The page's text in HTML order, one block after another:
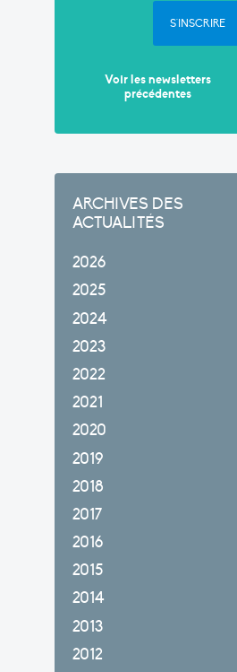
S'INSCRIRE
Voir les newsletters
précédentes
ARCHIVES DES
ACTUALITÉS
2026
2025
2024
2023
2022
2021
2020
2019
2018
2017
2016
2015
2014
2013
2012